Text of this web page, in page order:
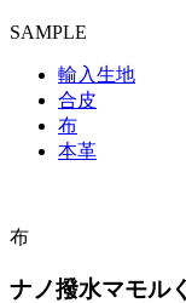
SAMPLE
輸入生地
合皮
布
本革
布
ナノ撥水マモル